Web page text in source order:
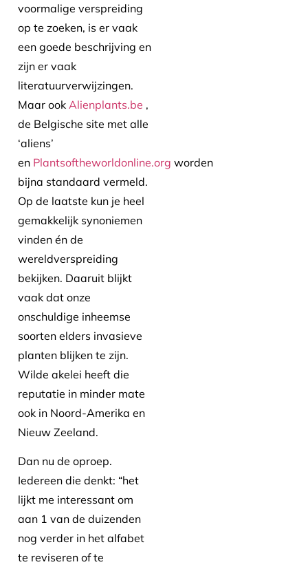
voormalige verspreiding
op te zoeken, is er vaak
een goede beschrijving en
zijn er vaak
literatuurverwijzingen.
Maar ook Alienplants.be ,
de Belgische site met alle
‘aliens’
en Plantsoftheworldonline.org worden
bijna standaard vermeld.
Op de laatste kun je heel
gemakkelijk synoniemen
vinden én de
wereldverspreiding
bekijken. Daaruit blijkt
vaak dat onze
onschuldige inheemse
soorten elders invasieve
planten blijken te zijn.
Wilde akelei heeft die
reputatie in minder mate
ook in Noord-Amerika en
Nieuw Zeeland.
Dan nu de oproep.
Iedereen die denkt: “het
lijkt me interessant om
aan 1 van de duizenden
nog verder in het alfabet
te reviseren of te